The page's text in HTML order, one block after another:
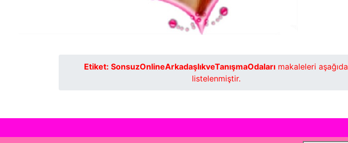
Etiket: SonsuzOnlineArkadaşlıkveTanışmaOdaları makaleleri aşağıda
listelenmiştir.